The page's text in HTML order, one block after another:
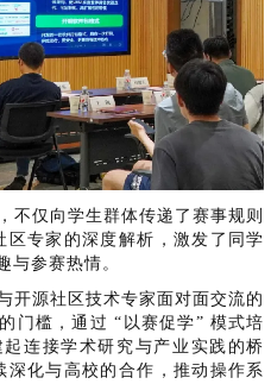
不仅向学生群体传递了赛事规则
区专家的深度解析，激发了同学
与参赛热情。
开源社区技术专家面对面交流的
门槛，通过 “以赛促学” 模式培
连接学术研究与产业实践的桥
化与高校的合作，推动操作系